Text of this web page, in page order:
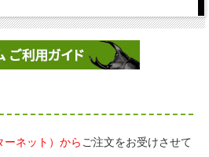
ーネット）から ご注文をお受けさせて